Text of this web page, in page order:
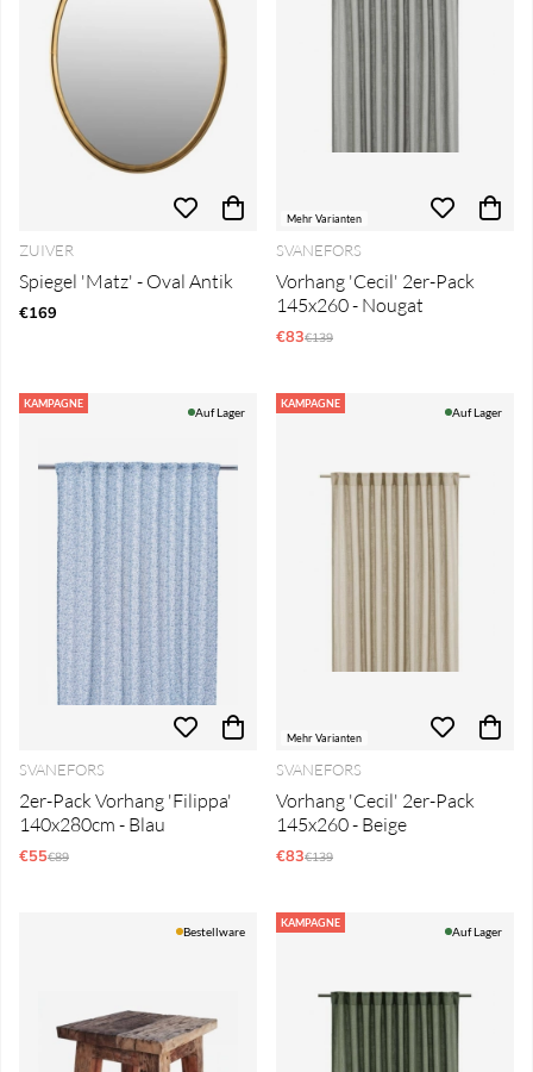
ZUIVER
Spiegel 'Matz' - Oval Antik
€169
Mehr Varianten
SVANEFORS
Vorhang 'Cecil' 2er-Pack
145x260 - Nougat
€83Regulärer Preis:
€139
KAMPAGNE
Auf Lager
SVANEFORS
2er-Pack Vorhang 'Filippa'
140x280cm - Blau
€55Regulärer Preis:
€89
KAMPAGNE
Mehr Varianten
Auf Lager
SVANEFORS
Vorhang 'Cecil' 2er-Pack
145x260 - Beige
€83Regulärer Preis:
€139
Bestellware
KAMPAGNE
Auf Lager